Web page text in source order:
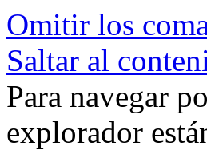
Omitir los
Saltar al
Para navegar
explorador